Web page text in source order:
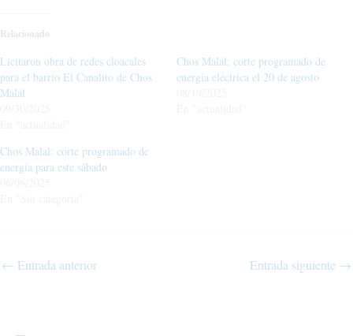
Relacionado
Licitaron obra de redes cloacales
para el barrio El Canalito de Chos
Malal
Chos Malal: corte programado de
energía eléctrica el 20 de agosto
Chos Malal: corte programado de
energía para este sábado
← Entrada anterior Entrada siguiente →